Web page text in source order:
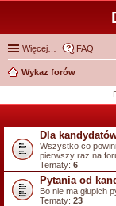
Więcej… FAQ
Wykaz forów
Dla
Wszystko co
pierwszy raz na
Tematy: 6
Pytania od
Bo nie ma głupich
Tematy: 23